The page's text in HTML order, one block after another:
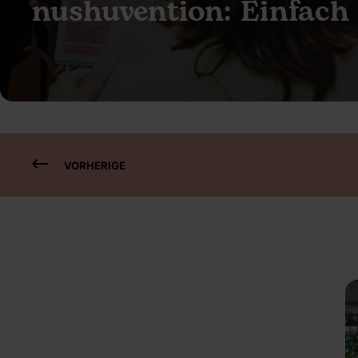
nushuvention:
VORHERIGE